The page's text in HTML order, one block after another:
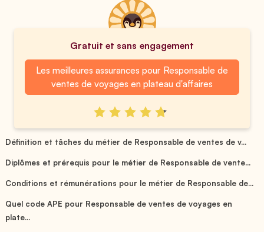
Gratuit et sans engagement
Les meilleures assurances pour Responsable de
ventes de voyages en plateau d'affaires
Définition et tâches du métier de Responsable de ventes de v...
Diplômes et prérequis pour le métier de Responsable de vente...
Conditions et rémunérations pour le métier de Responsable de...
Quel code APE pour Responsable de ventes de voyages en
plate...